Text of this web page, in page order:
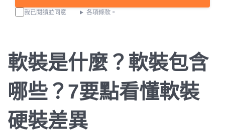
我已閱讀並同意 各項條款。
軟裝是什麼？軟裝包含
哪些？7要點看懂軟裝
硬裝差異